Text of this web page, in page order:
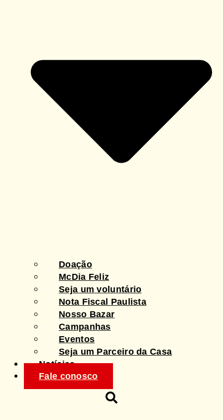
Doação
McDia Feliz
Seja um voluntário
Nota Fiscal Paulista
Nosso Bazar
Campanhas
Eventos
Seja um Parceiro da Casa
Notícias
Fale conosco